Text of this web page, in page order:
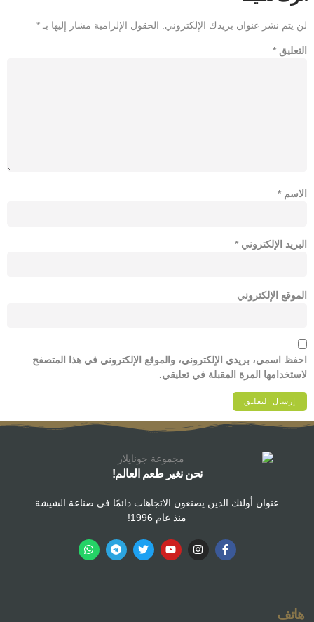
لن يتم نشر عنوان بريدك الإلكتروني. الحقول الإلزامية مشار إليها بـ *
التعليق *
الاسم *
البريد الإلكتروني *
الموقع الإلكتروني
احفظ اسمي، بريدي الإلكتروني، والموقع الإلكتروني في هذا المتصفح
لاستخدامها المرة المقبلة في تعليقي.
نحن نغير طعم العالم!
عنوان أولئك الذين يصنعون الاتجاهات دائمًا في صناعة الشيشة
منذ عام 1996!
هاتف